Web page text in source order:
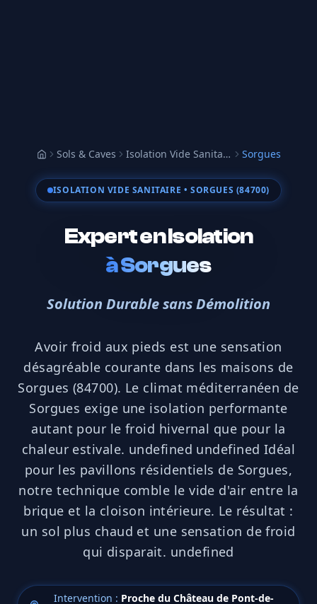
AccueilSols & Caves Isolation Vide Sanitaire Sorgues
ISOLATION VIDE SANITAIRE • SORGUES (84700)
Expert en Isolation
àSorgues
Solution Durable sans Démolition
Avoir froid aux pieds est une sensation
désagréable courante dans les maisons de
Sorgues (84700). Le climat méditerranéen de
Sorgues exige une isolation performante
autant pour le froid hivernal que pour la
chaleur estivale. undefined undefined Idéal
pour les pavillons résidentiels de Sorgues,
notre technique comble le vide d'air entre la
brique et la cloison intérieure. Le résultat :
un sol plus chaud et une sensation de froid
qui disparait. undefined
Intervention : Proche du Château de Pont-de-